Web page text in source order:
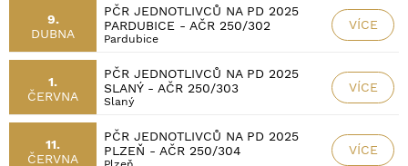
9.
DUBNA
PČR JEDNOTLIVCŮ NA PD 2025
PARDUBICE - AČR 250/302
Pardubice
VÍCE
1.
ČERVNA
PČR JEDNOTLIVCŮ NA PD 2025
SLANÝ - AČR 250/303
Slaný
VÍCE
11.
ČERVNA
PČR JEDNOTLIVCŮ NA PD 2025
PLZEŇ - AČR 250/304
VÍCE